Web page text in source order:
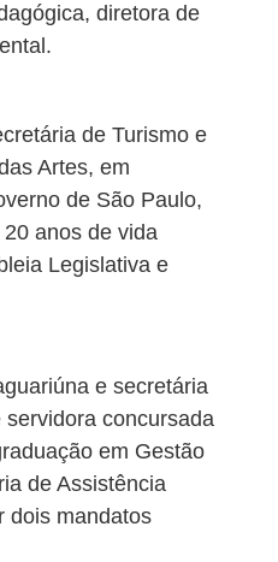
diretora de
de Turismo e
Artes, em
de São Paulo,
anos de vida
Legislativa e
e secretária
concursada
em Gestão
de Assistência
dois mandatos